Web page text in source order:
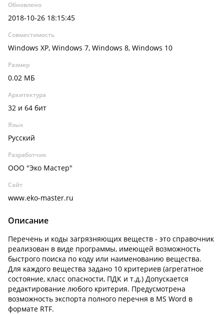
Обновлено
2018-10-26 18:15:45
Совместимость
Windows XP, Windows 7, Windows 8, Windows 10
Размер
0.02 МБ
Архитектура
32 и 64 бит
Язык
Русский
Разработчик
ООО "Эко Мастер"
Сайт
www.eko-master.ru
Описание
Перечень и коды загрязняющих веществ - это справочник
реализован в виде программы, имеющей возможность
быстрого поиска по коду или наименованию вещества.
Для каждого вещества задано 10 критериев (агрегатное
состояние, класс опасности, ПДК и т.д.) Допускается
редактирование любого критерия. Предусмотрена
возможность экспорта полного перечня в MS Word в
формате RTF.